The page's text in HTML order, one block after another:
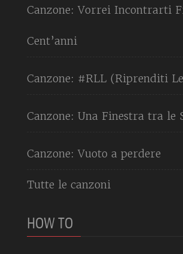
Canzone: Vorrei Incontrarti
Cent’anni
Canzone: #RLL (Riprenditi
Canzone: Una Finestra tra le
Canzone: Vuoto a perdere
Tutte le canzoni
HOW TO